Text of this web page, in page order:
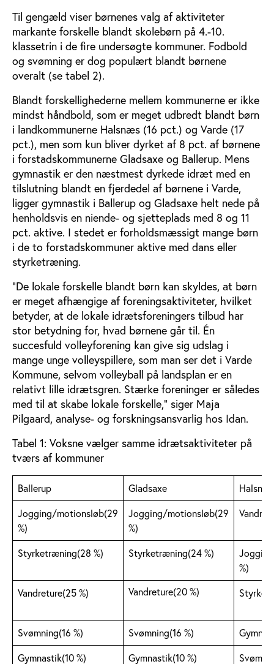
Til gengæld viser børnenes valg af aktiviteter
markante forskelle blandt skolebørn på 4.-10.
klassetrin i de fire undersøgte kommuner. Fodbold
og svømning er dog populært blandt børnene
overalt (se tabel 2).
Blandt forskellighederne mellem kommunerne er ikke
mindst håndbold, som er meget udbredt blandt børn
i landkommunerne Halsnæs (16 pct.) og Varde (17
pct.), men som kun bliver dyrket af 8 pct. af børnene
i forstadskommunerne Gladsaxe og Ballerup. Mens
gymnastik er den næstmest dyrkede idræt med en
tilslutning blandt en fjerdedel af børnene i Varde,
ligger gymnastik i Ballerup og Gladsaxe helt nede på
henholdsvis en niende- og sjetteplads med 8 og 11
pct. aktive. I stedet er forholdsmæssigt mange børn
i de to forstadskommuner aktive med dans eller
styrketræning.
”De lokale forskelle blandt børn kan skyldes, at børn
er meget afhængige af foreningsaktiviteter, hvilket
betyder, at de lokale idrætsforeningers tilbud har
stor betydning for, hvad børnene går til. Én
succesfuld volleyforening kan give sig udslag i
mange unge volleyspillere, som man ser det i Varde
Kommune, selvom volleyball på landsplan er en
relativt lille idrætsgren. Stærke foreninger er således
med til at skabe lokale forskelle,” siger Maja
Pilgaard, analyse- og forskningsansvarlig hos Idan.
Tabel 1: Voksne vælger samme idrætsaktiviteter på
tværs af kommuner
Ballerup Gladsaxe Halsnæs
Jogging/motionsløb(29
%)
Jogging/motionsløb(29
%)
Styrketræning(28 %) Styrketræning(24 %)
%)
Vandreture(25 %) Vandreture(20 %)
Svømning(16 %) Svømning(16 %)
Gymnastik(10 %) Gymnastik(10 %)